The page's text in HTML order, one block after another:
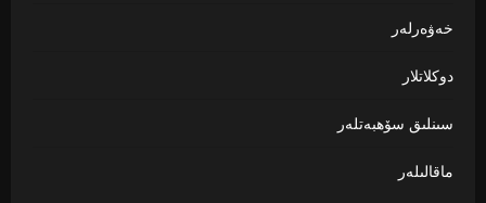
خەۋەرلەر
دوكلاتلار
سىنلىق سۆھبەتلەر
ماقالىلەر